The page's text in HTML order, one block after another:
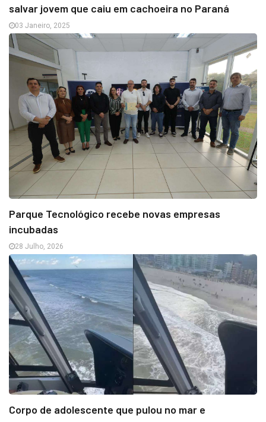
salvar jovem que caiu em cachoeira no Paraná
03 Janeiro, 2025
Parque Tecnológico recebe novas empresas
incubadas
28 Julho, 2026
Corpo de adolescente que pulou no mar e